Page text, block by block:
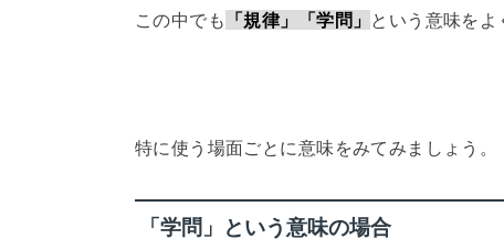
この中でも 「規律」「学問」 という意味をよ
特に使う場面ごとに意味をみてみましょう。
「学問」という意味の場合